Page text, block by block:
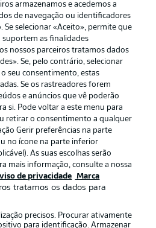
Avisos legais
Aviso de privacidade
Emissoras
Marca
Jogadores
armazenamos e acedemos a
de navegação ou identificadores
Se selecionar «Aceito», permite que
suportem as finalidades
nossos parceiros tratamos dados
Se, pelo contrário, selecionar
seu consentimento, estas
Se os rastreadores forem
e anúncios que vê poderão
si. Pode voltar a este menu para
retirar o consentimento a qualquer
Gerir preferências na parte
no ícone na parte inferior
As suas escolhas serão
mais informação, consulte a nossa
de privacidade Marca
tratamos os dados para
precisos. Procurar ativamente
para identificação. Armazenar